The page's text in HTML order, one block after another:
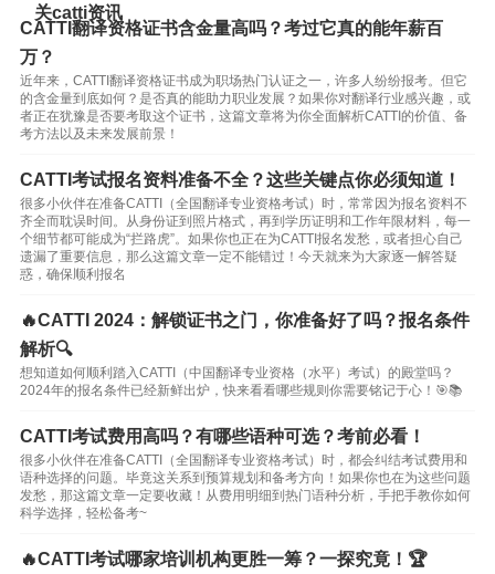
关catti资讯
CATTI翻译资格证书含金量高吗？考过它真的能年薪百
万？
近年来，CATTI翻译资格证书成为职场热门认证之一，许多人纷纷报考。但它
的含金量到底如何？是否真的能助力职业发展？如果你对翻译行业感兴趣，或
者正在犹豫是否要考取这个证书，这篇文章将为你全面解析CATTI的价值、备
考方法以及未来发展前景！
CATTI考试报名资料准备不全？这些关键点你必须知道！
很多小伙伴在准备CATTI（全国翻译专业资格考试）时，常常因为报名资料不
齐全而耽误时间。从身份证到照片格式，再到学历证明和工作年限材料，每一
个细节都可能成为“拦路虎”。如果你也正在为CATTI报名发愁，或者担心自己
遗漏了重要信息，那么这篇文章一定不能错过！今天就来为大家逐一解答疑
惑，确保顺利报名
🔥CATTI 2024：解锁证书之门，你准备好了吗？报名条件
解析🔍
想知道如何顺利踏入CATTI（中国翻译专业资格（水平）考试）的殿堂吗？
2024年的报名条件已经新鲜出炉，快来看看哪些规则你需要铭记于心！🎯📚
CATTI考试费用高吗？有哪些语种可选？考前必看！
很多小伙伴在准备CATTI（全国翻译专业资格考试）时，都会纠结考试费用和
语种选择的问题。毕竟这关系到预算规划和备考方向！如果你也在为这些问题
发愁，那这篇文章一定要收藏！从费用明细到热门语种分析，手把手教你如何
科学选择，轻松备考~
🔥CATTI考试哪家培训机构更胜一筹？一探究竟！🏆